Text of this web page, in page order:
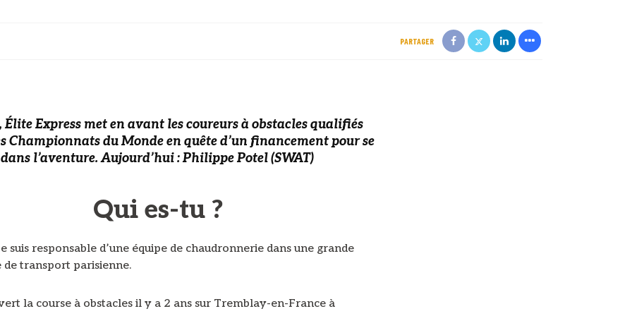
PARTAGER
Élite Express met en avant les coureurs à obstacles qualifiés
Championnats du Monde en quête d’un financement pour se
l’aventure. Aujourd’hui : Philippe Potel (SWAT)
Qui es-tu ?
suis responsable d’une équipe de chaudronnerie dans une grande
de transport parisienne.
la course à obstacles il y a 2 ans sur Tremblay-en-France à